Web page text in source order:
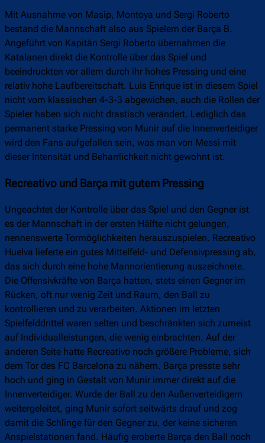
Mit Ausnahme von Masip, Montoya und Sergi Roberto
bestand die Mannschaft also aus Spielern der Barça B.
Angeführt von Kapitän Sergi Roberto übernahmen die
Katalanen direkt die Kontrolle über das Spiel und
beeindruckten vor allem durch ihr hohes Pressing und eine
relativ hohe Laufbereitschaft. Luis Enrique ist in diesem Spiel
nicht vom klassischen 4-3-3 abgewichen, auch die Rollen der
Spieler haben sich nicht drastisch verändert. Lediglich das
permanent starke Pressing von Munir auf die Innenverteidiger
wird den Fans aufgefallen sein, was man von Messi mit
dieser Intensität und Beharrlichkeit nicht gewohnt ist.
Recreativo und Barça mit gutem Pressing
Ungeachtet der Kontrolle über das Spiel und den Gegner ist
es der Mannschaft in der ersten Hälfte nicht gelungen,
nennenswerte Tormöglichkeiten herauszuspielen. Recreativo
Huelva lieferte ein gutes Mittelfeld- und Defensivpressing ab,
das sich durch eine hohe Mannorientierung auszeichnete.
Die Offensivkräfte von Barça hatten, stets einen Gegner im
Rücken, oft nur wenig Zeit und Raum, den Ball zu
kontrollieren und zu verarbeiten. Aktionen im letzten
Spielfelddrittel waren selten und beschränkten sich zumeist
auf Individualleistungen, die wenig einbrachten. Auf der
anderen Seite hatte Recreativo noch größere Probleme, sich
dem Tor des FC Barcelona zu nähern. Barça presste sehr
hoch und ging in Gestalt von Munir immer direkt auf die
Innenverteidiger. Wurde der Ball zu den Außenverteidigern
weitergeleitet, ging Munir sofort seitwärts drauf und zog
damit die Schlinge für den Gegner zu, der keine sicheren
Anspielstationen fand. Häufig eroberte Barça den Ball noch